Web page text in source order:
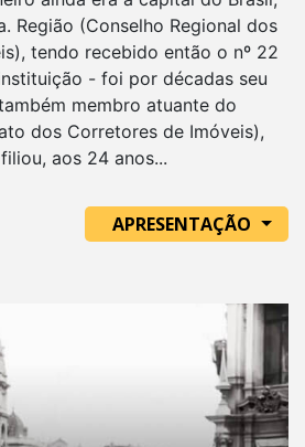
Região (Conselho Regional dos
tendo recebido então o nº 22
- foi por décadas seu
membro atuante do
dos Corretores de Imóveis),
aos 24 anos...
APRESENTAÇÃO